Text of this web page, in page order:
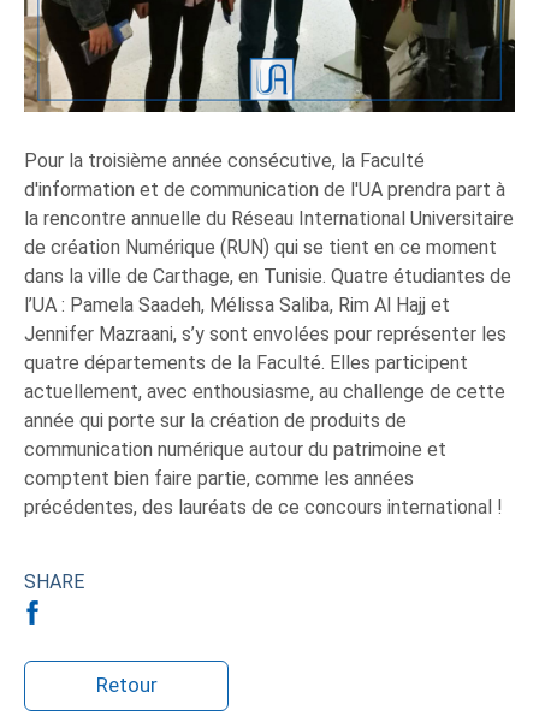
Pour la troisième année consécutive, la Faculté
d'information et de communication de l'UA prendra part à
la rencontre annuelle du Réseau International Universitaire
de création Numérique (RUN) qui se tient en ce moment
dans la ville de Carthage, en Tunisie. Quatre étudiantes de
l’UA : Pamela Saadeh, Mélissa Saliba, Rim Al Hajj et
Jennifer Mazraani, s’y sont envolées pour représenter les
quatre départements de la Faculté. Elles participent
actuellement, avec enthousiasme, au challenge de cette
année qui porte sur la création de produits de
communication numérique autour du patrimoine et
comptent bien faire partie, comme les années
précédentes, des lauréats de ce concours international !
SHARE
Retour